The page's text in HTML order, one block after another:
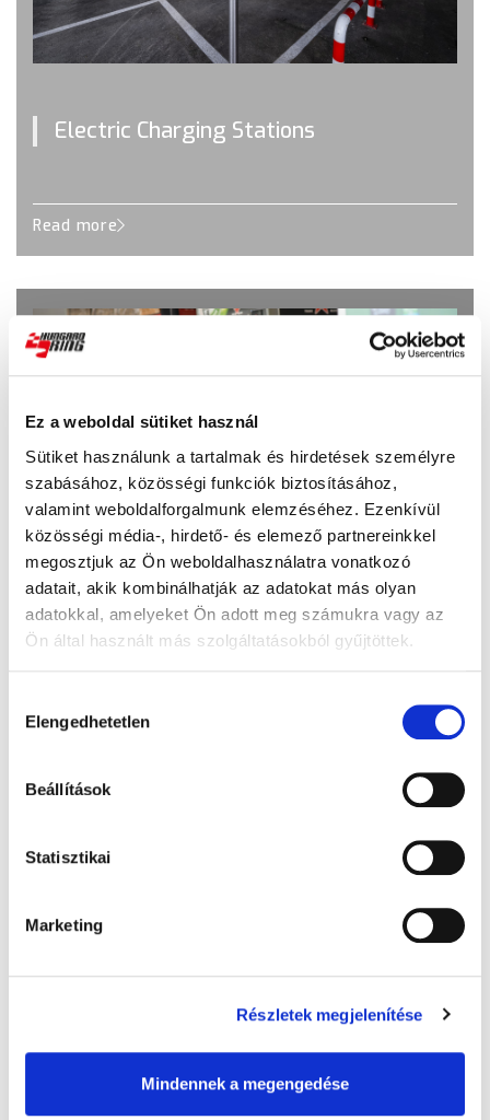
Ez a weboldal sütiket használ
Sütiket használunk a tartalmak és hirdetések személyre
szabásához, közösségi funkciók biztosításához,
valamint weboldalforgalmunk elemzéséhez. Ezenkívül
közösségi média-, hirdető- és elemező partnereinkkel
megosztjuk az Ön weboldalhasználatra vonatkozó
adatait, akik kombinálhatják az adatokat más olyan
adatokkal, amelyeket Ön adott meg számukra vagy az
Ön által használt más szolgáltatásokból gyűjtöttek.
kiválasztása
Elengedhetetlen
Beállítások
Statisztikai
Marketing
Részletek megjelenítése
Mindennek a megengedése
Electric Charging Stations
Read more
Supply Chain
Read more